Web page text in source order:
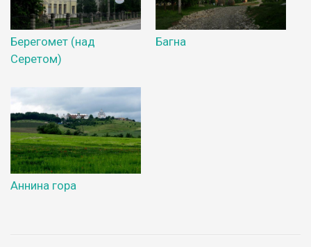
Берегомет (над
Серетом)
Багна
Аннина гора